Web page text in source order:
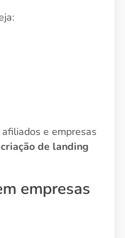
e empresas
criação de landing
empresas